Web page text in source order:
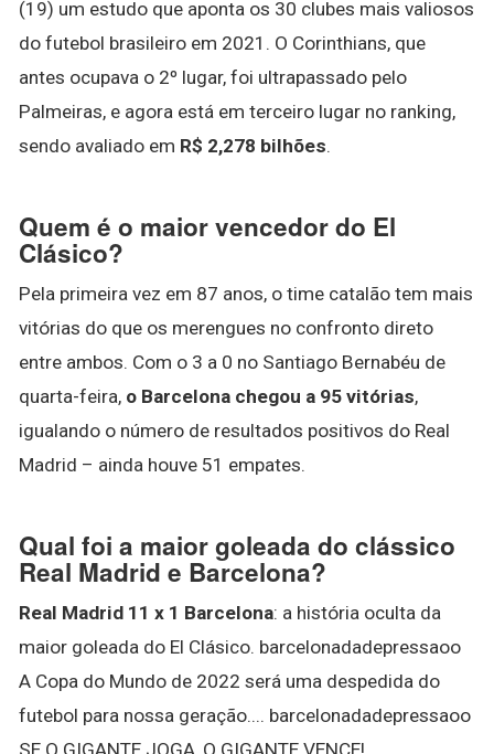
(19) um estudo que aponta os 30 clubes mais valiosos
do futebol brasileiro em 2021. O Corinthians, que
antes ocupava o 2º lugar, foi ultrapassado pelo
Palmeiras, e agora está em terceiro lugar no ranking,
sendo avaliado em R$ 2,278 bilhões.
Quem é o maior vencedor do El
Clásico?
Pela primeira vez em 87 anos, o time catalão tem mais
vitórias do que os merengues no confronto direto
entre ambos. Com o 3 a 0 no Santiago Bernabéu de
quarta-feira, o Barcelona chegou a 95 vitórias,
igualando o número de resultados positivos do Real
Madrid – ainda houve 51 empates.
Qual foi a maior goleada do clássico
Real Madrid e Barcelona?
Real Madrid 11 x 1 Barcelona: a história oculta da
maior goleada do El Clásico. barcelonadadepressaoo
A Copa do Mundo de 2022 será uma despedida do
futebol para nossa geração.... barcelonadadepressaoo
SE O GIGANTE JOGA, O GIGANTE VENCE!...